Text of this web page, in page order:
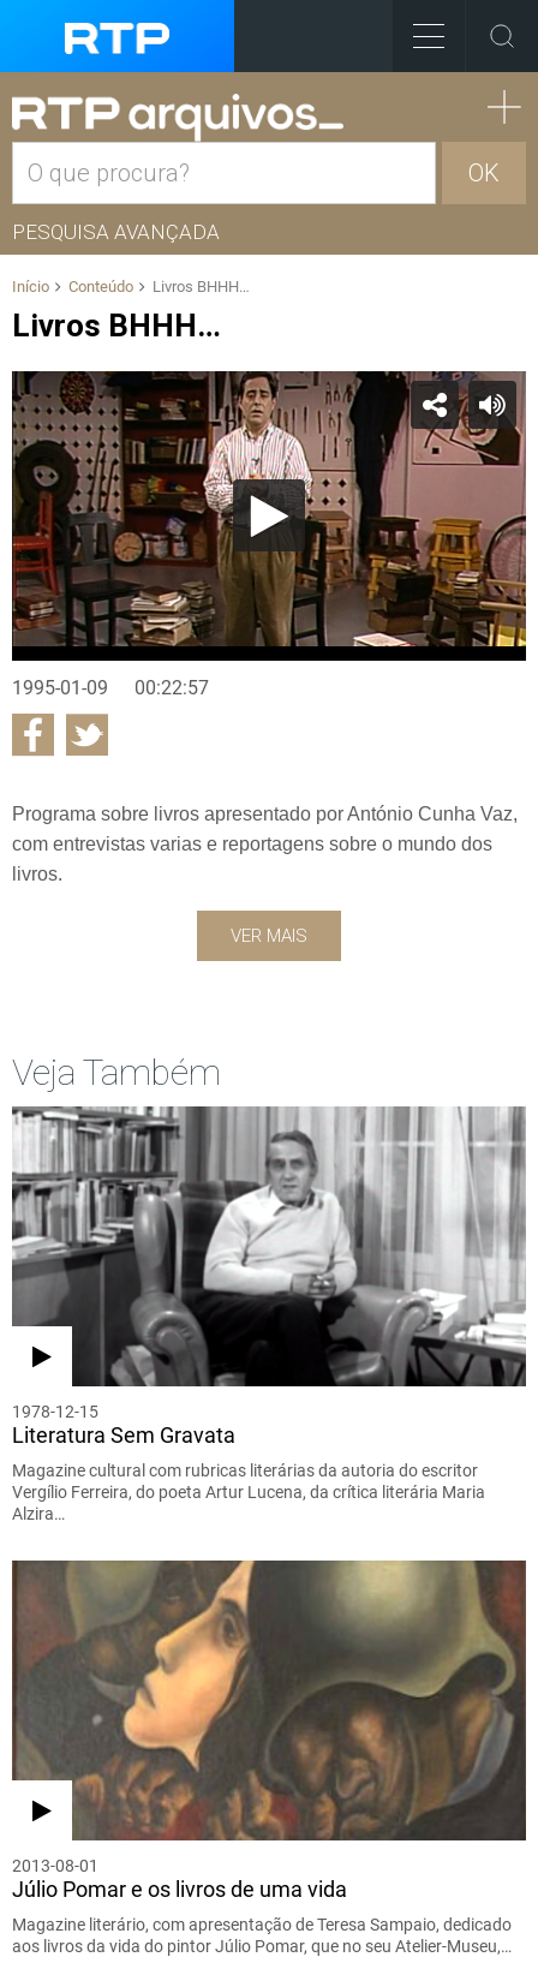
OK
PESQUISA AVANÇADA
Início Conteúdo Livros BHHH…
Livros BHHH…
1995-01-09 00:22:57
Programa sobre livros apresentado por António Cunha Vaz,
com entrevistas varias e reportagens sobre o mundo dos
livros.
VER MAIS
Veja Também
1978-12-15
Literatura Sem Gravata
Magazine cultural com rubricas literárias da autoria do escritor
Vergílio Ferreira, do poeta Artur Lucena, da crítica literária Maria
Alzira…
2013-08-01
Júlio Pomar e os livros de uma vida
Magazine literário, com apresentação de Teresa Sampaio, dedicado
aos livros da vida do pintor Júlio Pomar, que no seu Atelier-Museu,…